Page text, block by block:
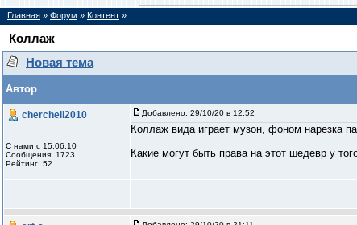
Главная » Форум » Контент »
Коллаж
Новая тема
Автор
cherchell2010
С нами с 15.06.10
Сообщения: 1723
Рейтинг: 52
Добавлено: 29/10/20 в 12:52
Коллаж вида играет музон, фоном нарезка
Какие могут быть права на этот шедевр у